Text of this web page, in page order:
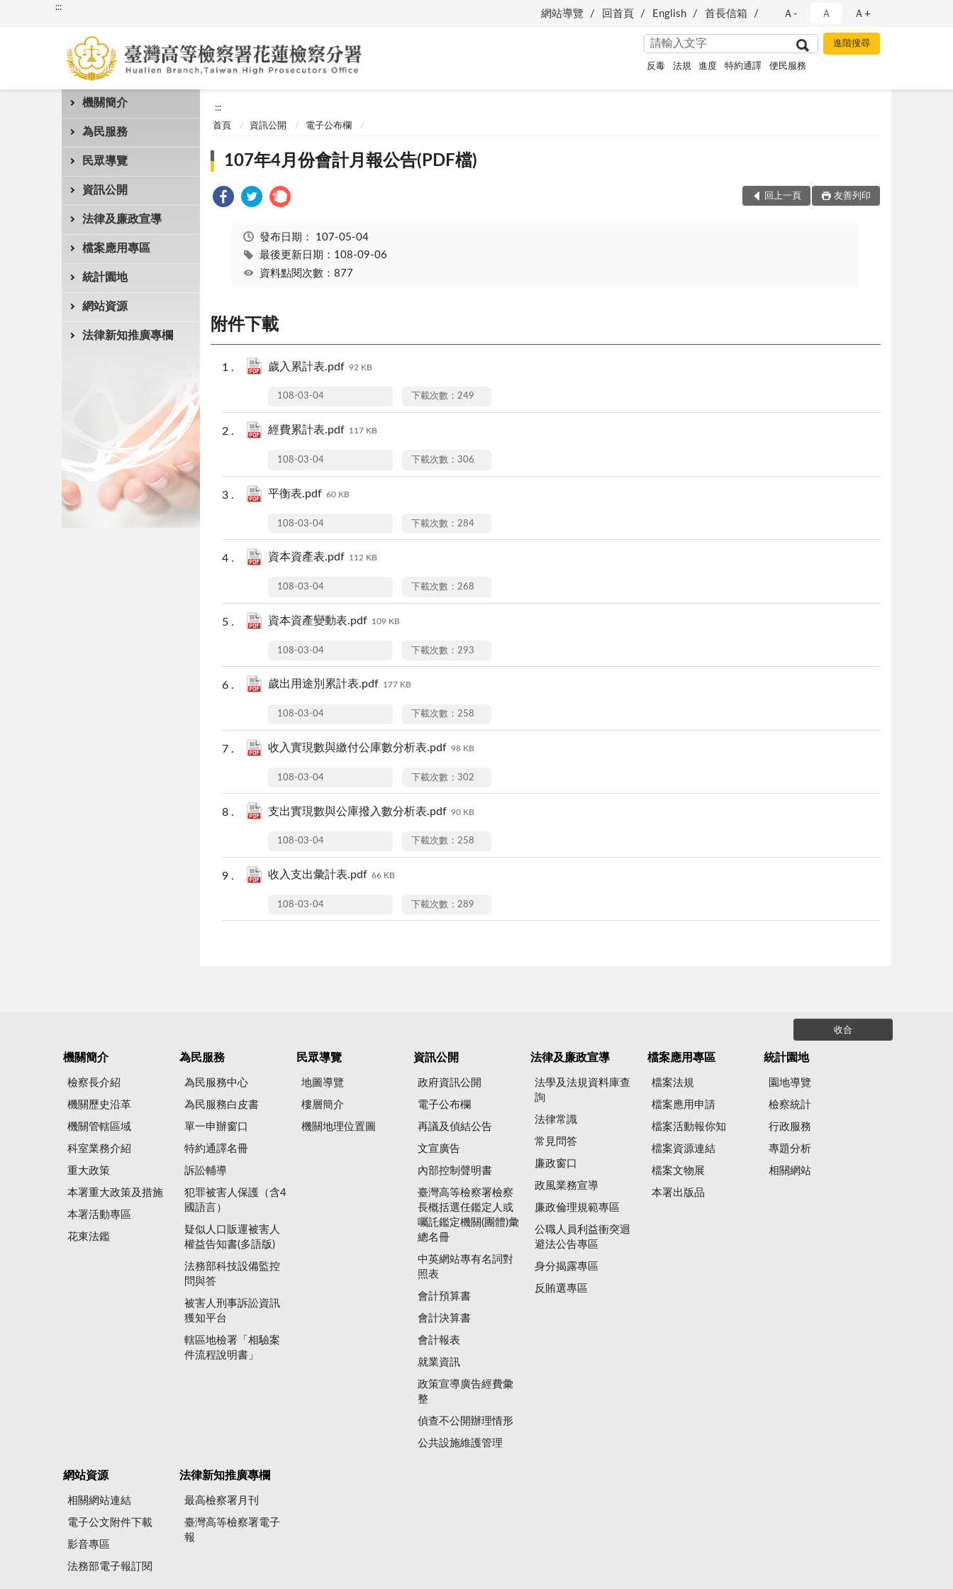
:::
網站導覽 回首頁 English 首長信箱 Ａ- Ａ Ａ+
反毒 法規 進度 特約通譯 便民服務
機關簡介
為民服務
民眾導覽
資訊公開
法律及廉政宣導
檔案應用專區
統計園地
網站資源
法律新知推廣專欄
:::
首頁 資訊公開 電子公布欄
107年4月份會計月報公告(PDF檔)
回上一頁 友善列印
發布日期： 107-05-04
最後更新日期：108-09-06
資料點閱次數：877
附件下載
歲入累計表.pdf 92 KB
108-03-04 下載次數：249
經費累計表.pdf 117 KB
108-03-04 下載次數：306
平衡表.pdf 60 KB
108-03-04 下載次數：284
資本資產表.pdf 112 KB
108-03-04 下載次數：268
資本資產變動表.pdf 109 KB
108-03-04 下載次數：293
歲出用途別累計表.pdf 177 KB
108-03-04 下載次數：258
收入實現數與繳付公庫數分析表.pdf 98 KB
108-03-04 下載次數：302
支出實現數與公庫撥入數分析表.pdf 90 KB
108-03-04 下載次數：258
收入支出彙計表.pdf 66 KB
108-03-04 下載次數：289
收合
機關簡介
檢察長介紹
機關歷史沿革
機關管轄區域
科室業務介紹
重大政策
本署重大政策及措施
本署活動專區
花東法鑑
為民服務
為民服務中心
為民服務白皮書
單一申辦窗口
特約通譯名冊
訴訟輔導
犯罪被害人保護（含4
國語言）
疑似人口販運被害人
權益告知書(多語版)
法務部科技設備監控
問與答
被害人刑事訴訟資訊
獲知平台
轄區地檢署「相驗案
件流程說明書」
民眾導覽
地圖導覽
樓層簡介
機關地理位置圖
資訊公開
政府資訊公開
電子公布欄
再議及偵結公告
文宣廣告
內部控制聲明書
臺灣高等檢察署檢察
長概括選任鑑定人或
囑託鑑定機關(團體)彙
總名冊
中英網站專有名詞對
照表
會計預算書
會計決算書
會計報表
就業資訊
政策宣導廣告經費彙
整
偵查不公開辦理情形
公共設施維護管理
法律及廉政宣導
法學及法規資料庫查
詢
法律常識
常見問答
廉政窗口
政風業務宣導
廉政倫理規範專區
公職人員利益衝突迴
避法公告專區
身分揭露專區
反賄選專區
檔案應用專區
檔案法規
檔案應用申請
檔案活動報你知
檔案資源連結
檔案文物展
本署出版品
統計園地
園地導覽
檢察統計
行政服務
專題分析
相關網站
網站資源
相關網站連結
電子公文附件下載
影音專區
法務部電子報訂閱
法律新知推廣專欄
最高檢察署月刊
臺灣高等檢察署電子
報